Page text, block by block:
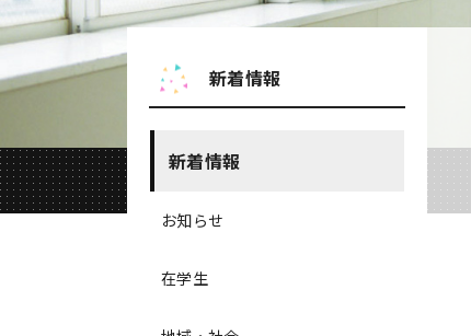
新着情報
新着情報
お知らせ
在学生